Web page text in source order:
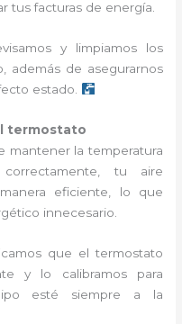
tus facturas de energía.
y limpiamos los
además de asegurarnos
estado.
termostato
mantener la temperatura
tu aire
eficiente, lo que
innecesario.
que el termostato
y lo calibramos para
esté siempre a la